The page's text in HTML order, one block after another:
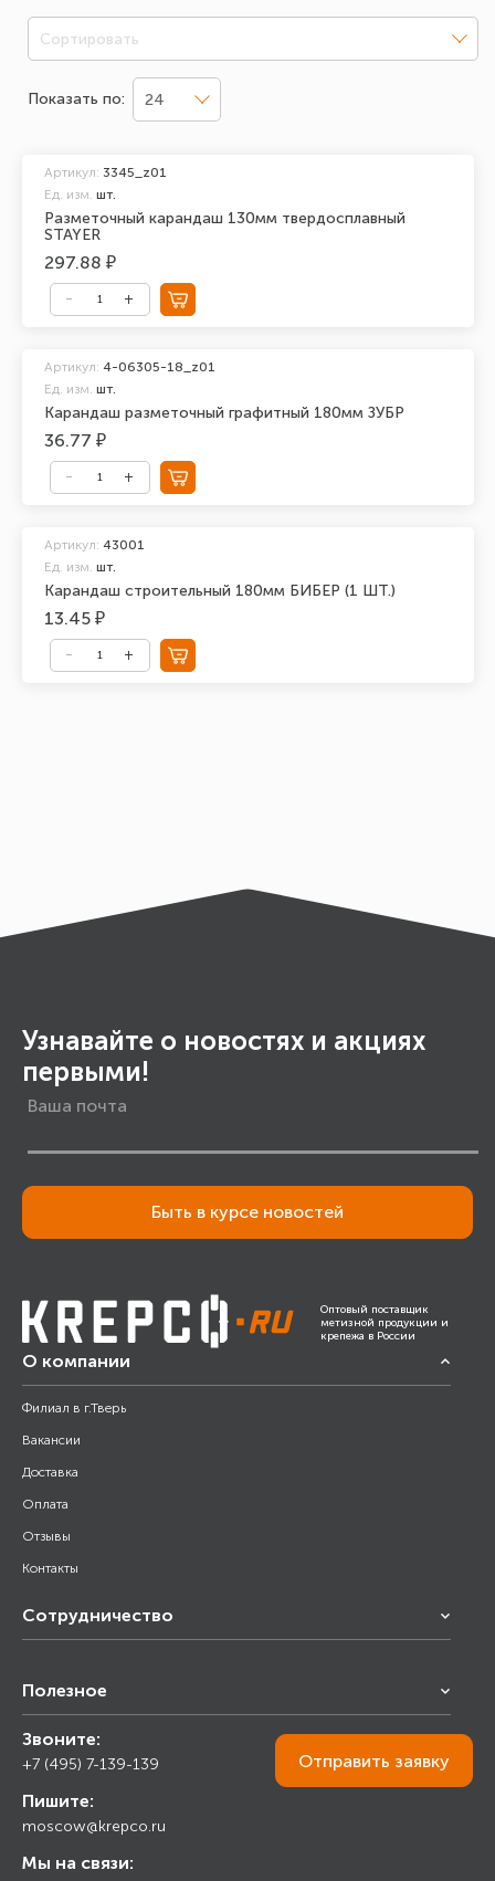
Сортировать
Показать по: 24
Разметочный карандаш 130мм твердосплавный
STAYER
Артикул: 3345_z01
Ед. изм. шт.
297.88 ₽
Карандаш разметочный графитный 180мм ЗУБР
Артикул: 4-06305-18_z01
Ед. изм. шт.
36.77 ₽
Карандаш строительный 180мм БИБЕР (1 ШТ.)
Артикул: 43001
Ед. изм. шт.
13.45 ₽
Узнавайте о новостях и акциях
первыми!
Быть в курсе новостей
Оптовый поставщик
метизной продукции и
крепежа в России
О компании
Филиал в г.Тверь
Вакансии
Доставка
Оплата
Отзывы
Контакты
Сотрудничество
Снабжение строительства
Торговым организациям
Полезное
Калькулятор
Прайс лист
Ответы на вопросы
Блог
Звоните:
+7 (495) 7-139-139
Пишите:
moscow@krepco.ru
Мы на связи:
Отправить заявку